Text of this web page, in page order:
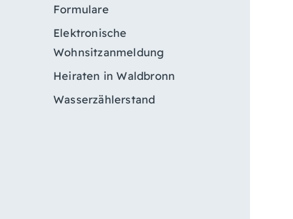
Formulare
Elektronische
Wohnsitzanmeldung
Heiraten in Waldbronn
Wasserzählerstand